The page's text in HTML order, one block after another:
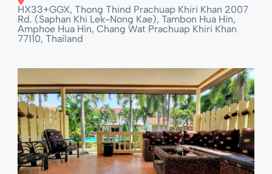
HX33+GGX, Thong Thind Prachuap Khiri Khan 2007
Rd. (Saphan Khi Lek-Nong Kae), Tambon Hua Hin,
Amphoe Hua Hin, Chang Wat Prachuap Khiri Khan
77110, Thailand